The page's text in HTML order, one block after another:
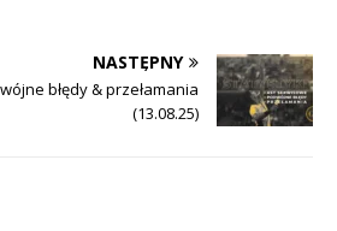
NASTĘPNY
błędy & przełamania
(13.08.25)